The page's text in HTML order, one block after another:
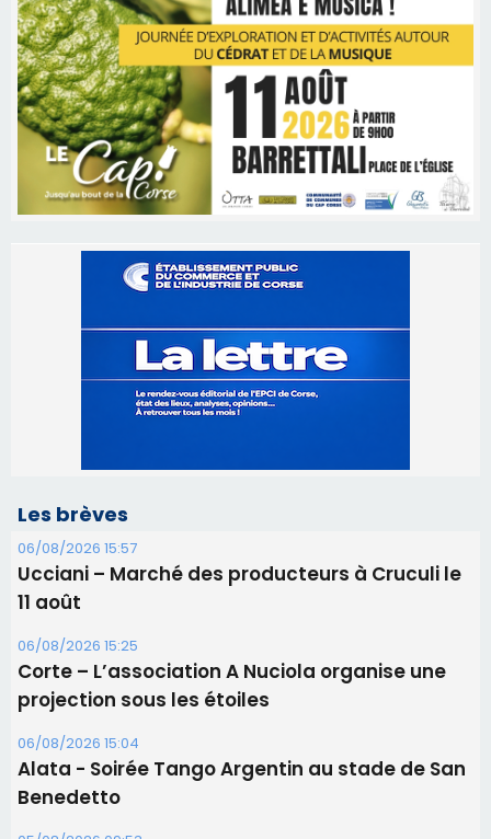
Les brèves
06/08/2026 15:57
11 août
06/08/2026 15:25
projection sous les étoiles
06/08/2026 15:04